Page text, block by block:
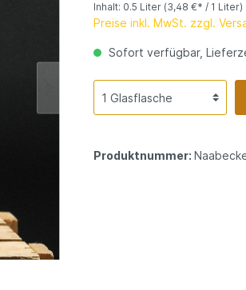
Inhalt: 0.5 Liter (3,48 €* / 1 Liter)
Preise inkl. MwSt. zzgl.
Sofort verfügbar,
Produktnummer: